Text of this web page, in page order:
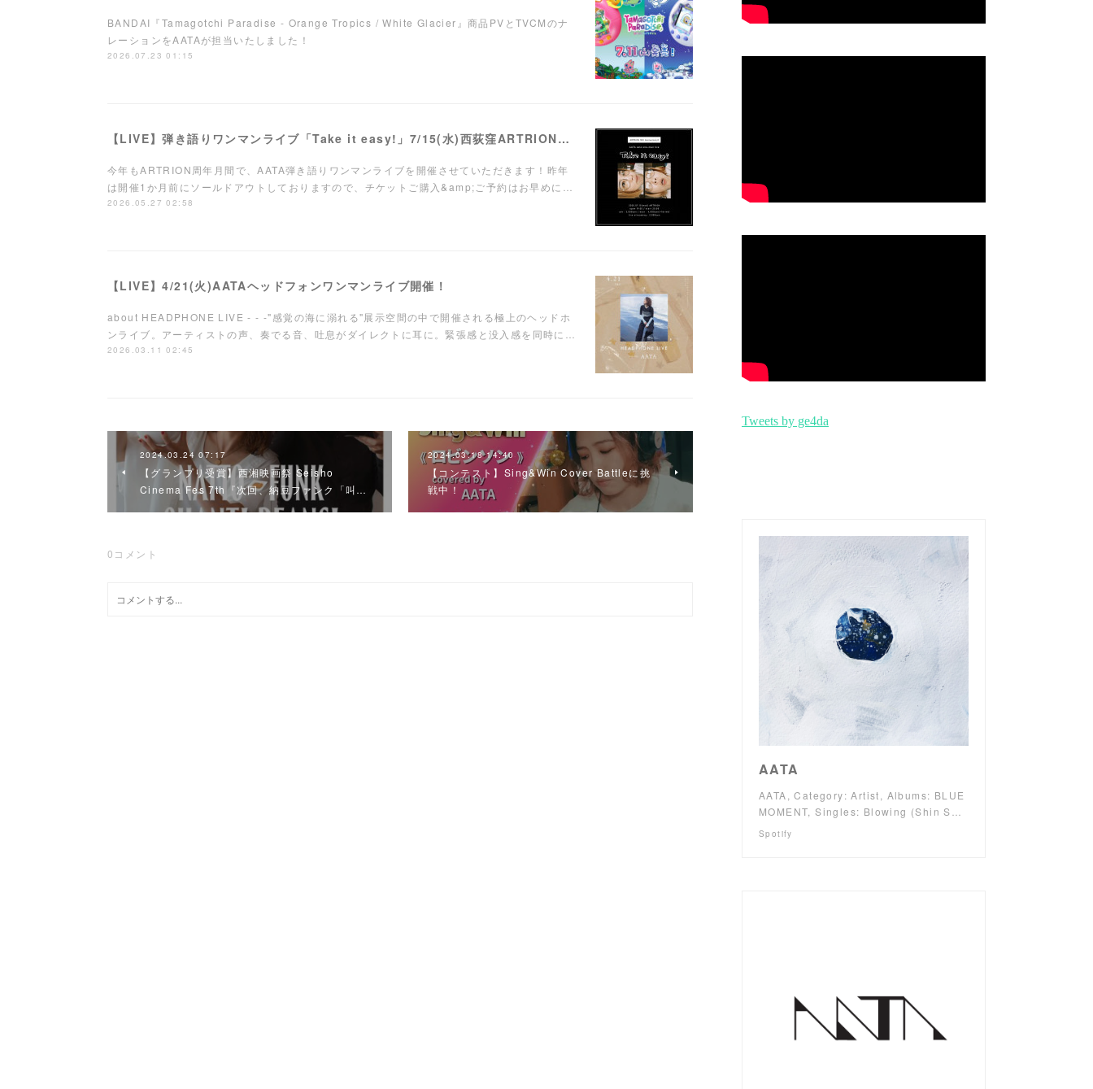
BANDAI『Tamagotchi Paradise - Orange Tropics / White Glacier』商品PVとTVCMのナ
レーションをAATAが担当いたしました！
2026.07.23 01:15
【LIVE】弾き語りワンマンライブ「Take it easy!」7/15(水)西荻窪ARTRIONにて開催！
今年もARTRION周年月間で、AATA弾き語りワンマンライブを開催させていただきます！昨年
は開催1か月前にソールドアウトしておりますので、チケットご購入&amp;ご予約はお早めに…
2026.05.27 02:58
【LIVE】4/21(火)AATAヘッドフォンワンマンライブ開催！
about HEADPHONE LIVE - - -"感覚の海に溺れる"展示空間の中で開催される極上のヘッドホ
ンライブ。アーティストの声、奏でる音、吐息がダイレクトに耳に。緊張感と没入感を同時に…
2026.03.11 02:45
2024.03.24 07:17
【グランプリ受賞】西湘映画祭 Seisho
Cinema Fes 7th『次回、納豆ファンク「叫…
2024.03.18 14:40
【コンテスト】Sing&Win Cover Battleに挑
戦中！
0 コメント
AATA
AATA, Category: Artist, Albums: BLUE
MOMENT, Singles: Blowing (Shin S…
Spotify